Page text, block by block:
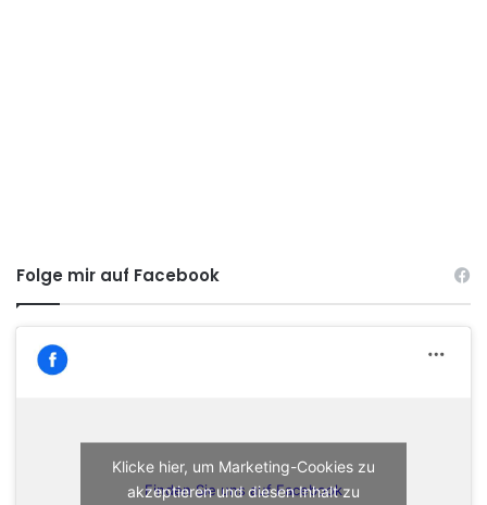
Folge mir auf Facebook
Finden Sie uns auf Facebook
Klicke hier, um Marketing-Cookies zu
akzeptieren und diesen Inhalt zu